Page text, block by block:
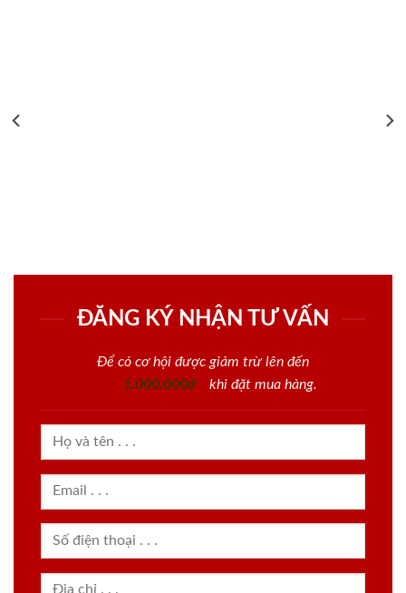
ĐĂNG KÝ NHẬN TƯ VẤN
Để có cơ hội được giảm trừ lên đến
1.000.000đ
khi đặt mua hàng.